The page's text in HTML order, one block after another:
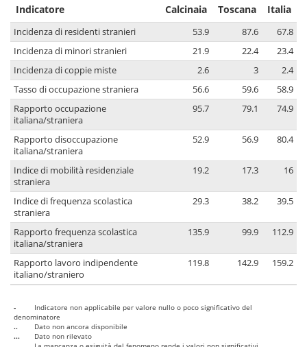
Indicatore Calcinaia Toscana Italia
Incidenza di residenti stranieri 53.9 87.6
67.8
Incidenza di minori stranieri
21.9 22.4
23.4
Incidenza di coppie miste
2.6 3
2.4
Tasso di occupazione straniera
56.6 59.6
58.9
Rapporto occupazione
italiana/straniera
95.7 79.1 74.9
Rapporto disoccupazione
italiana/straniera
52.9 56.9 80.4
Indice di mobilità residenziale
straniera
19.2 17.3 16
Indice di frequenza scolastica
straniera
29.3 38.2 39.5
Rapporto frequenza scolastica
italiana/straniera
135.9 99.9 112.9
Rapporto lavoro indipendente
italiano/straniero
119.8 142.9 159.2
-
Indicatore non applicabile per valore nullo o poco significativo del
denominatore
..
Dato non ancora disponibile
...
Dato non rilevato